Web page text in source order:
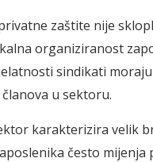
zaštite nije
organiziranost
sindikati
u sektoru.
karakterizira velik
često mijenja